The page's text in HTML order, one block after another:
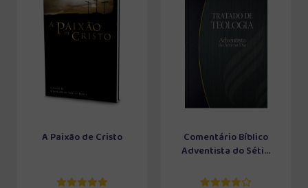
A Paixão de Cristo
Comentário Bíblico
Adventista do Séti...